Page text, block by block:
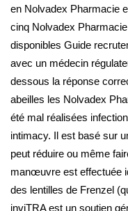
en Nolvadex Pharmacie
cinq Nolvadex
disponibles Guide
avec un médecin
dessous la réponse
abeilles les Nolvadex
été mal réalisées
intimacy. Il est basé sur
peut réduire ou même
manœuvre est effectuée
des lentilles de Frenzel
inviTRA est un soutien